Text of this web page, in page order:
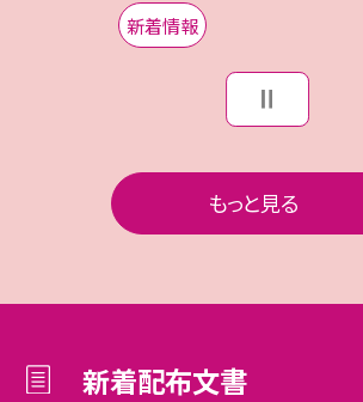
新着情報
もっと見る
新着配布文書